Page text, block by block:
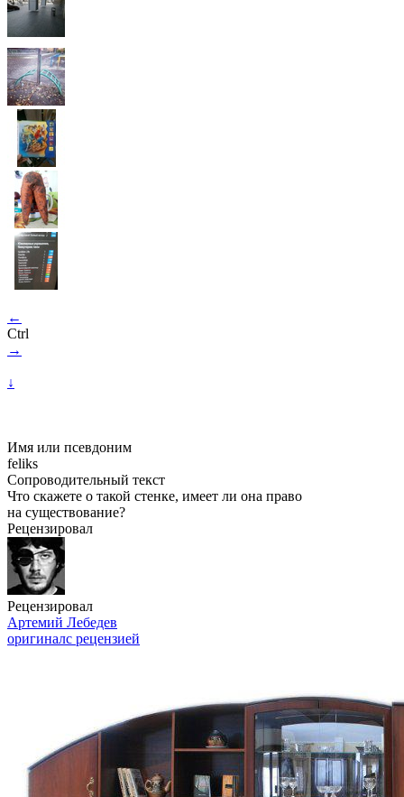
←
Ctrl
→
↓
Имя или псевдоним
feliks
Сопроводительный текст
Что скажете о такой стенке, имеет ли она право
на существование?
Рецензировал
Рецензировал
Артемий Лебедев
оригиналс рецензией